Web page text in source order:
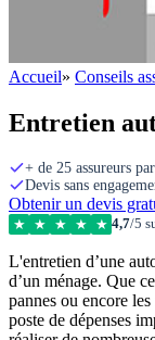
Accueil» Conseils
Entretien
+ de 25 assureurs
Devis sans
Obtenir un devis
★ ★ ★ ★ ★ 4,7/5
L'entretien d’une
d’un ménage. Que
pannes ou encore
poste de dépenses